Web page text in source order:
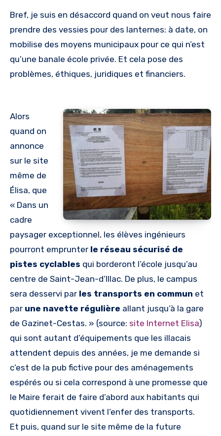
Bref, je suis en désaccord quand on veut nous faire
prendre des vessies pour des lanternes: à date, on
mobilise des moyens municipaux pour ce qui n’est
qu’une banale école privée. Et cela pose des
problèmes, éthiques, juridiques et financiers.
Alors
quand on
annonce
sur le site
même de
Élisa, que
« Dans un
cadre
paysager exceptionnel, les élèves ingénieurs
pourront emprunter le réseau sécurisé de
pistes cyclables qui borderont l’école jusqu’au
centre de Saint-Jean-d’Illac. De plus, le campus
sera desservi par les transports en commun et
par une navette régulière allant jusqu’à la gare
de Gazinet-Cestas. » (source: site Internet Elisa)
qui sont autant d’équipements que les illacais
attendent depuis des années, je me demande si
c’est de la pub fictive pour des aménagements
espérés ou si cela correspond à une promesse que
le Maire ferait de faire d’abord aux habitants qui
quotidiennement vivent l’enfer des transports.
Et puis, quand sur le site même de la future